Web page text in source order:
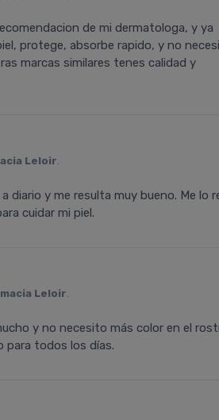
de mi dermatologa, y ya
protege, absorbe rapido, y no
marcas similares tenes calidad y
Leloir.
diario y me resulta muy bueno. Me lo
cuidar mi piel.
Leloir.
y no necesito más color en el
para todos los días.